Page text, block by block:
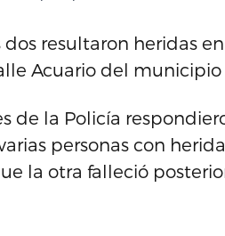
resultaron heridas
Acuario del municipio
de la Policía
personas con
la otra falleció